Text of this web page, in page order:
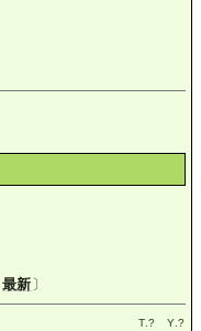
最新 〕
T.? Y.?